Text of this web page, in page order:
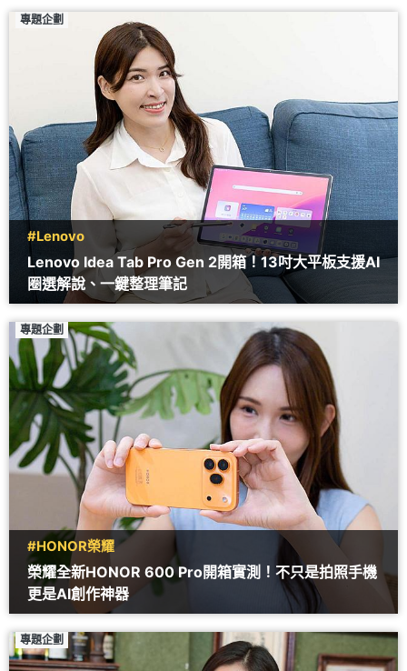
專題企劃
#Lenovo
Lenovo Idea Tab Pro Gen 2開箱！13吋大平板支援AI
圈選解說、一鍵整理筆記
專題企劃
#HONOR榮耀
榮耀全新HONOR 600 Pro開箱實測！不只是拍照手機
更是AI創作神器
專題企劃